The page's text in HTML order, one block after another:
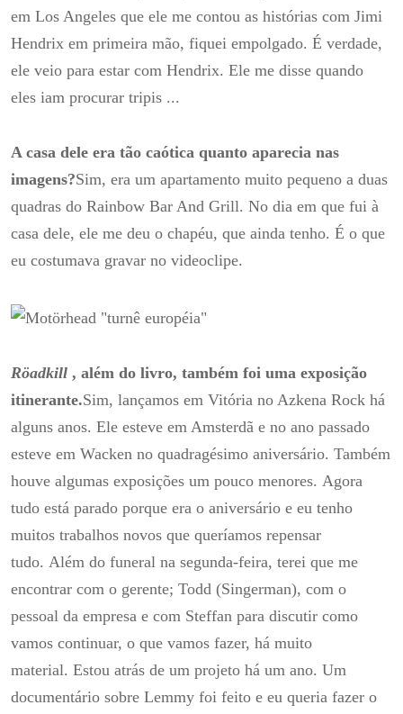
em Los Angeles que ele me contou as histórias com Jimi
Hendrix em primeira mão, fiquei empolgado. É verdade,
ele veio para estar com Hendrix. Ele me disse quando
eles iam procurar tripis ...
A casa dele era tão caótica quanto aparecia nas
imagens?Sim, era um apartamento muito pequeno a duas
quadras do Rainbow Bar And Grill. No dia em que fui à
casa dele, ele me deu o chapéu, que ainda tenho. É o que
eu costumava gravar no videoclipe.
Röadkill , além do livro, também foi uma exposição
itinerante.Sim, lançamos em Vitória no Azkena Rock há
alguns anos. Ele esteve em Amsterdã e no ano passado
esteve em Wacken no quadragésimo aniversário. Também
houve algumas exposições um pouco menores. Agora
tudo está parado porque era o aniversário e eu tenho
muitos trabalhos novos que queríamos repensar
tudo. Além do funeral na segunda-feira, terei que me
encontrar com o gerente; Todd (Singerman), com o
pessoal da empresa e com Steffan para discutir como
vamos continuar, o que vamos fazer, há muito
material. Estou atrás de um projeto há um ano. Um
documentário sobre Lemmy foi feito e eu queria fazer o